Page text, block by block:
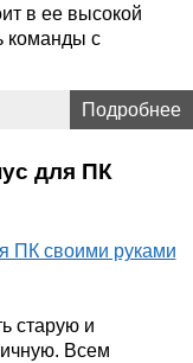
в ее высокой
команды с
Подробнее
для ПК
старую и
Всем